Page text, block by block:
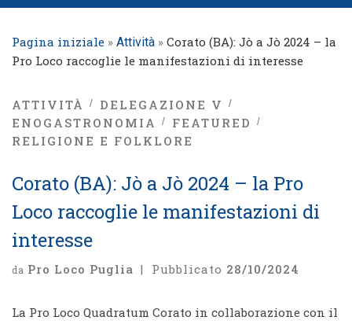
Pagina iniziale » Attività » Corato (BA): Jò a Jò 2024 – la
Pro Loco raccoglie le manifestazioni di interesse
ATTIVITÀ
DELEGAZIONE V
ENOGASTRONOMIA
FEATURED
RELIGIONE E FOLKLORE
Corato (BA): Jò a Jò 2024 – la Pro
Loco raccoglie le manifestazioni di
interesse
da Pro Loco Puglia | Pubblicato 28/10/2024
La Pro Loco Quadratum Corato in collaborazione con il